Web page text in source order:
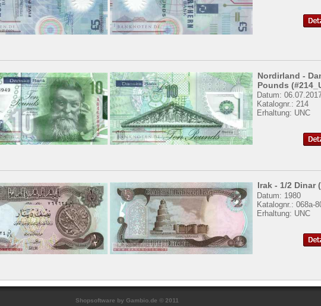
Nordirland -
Pounds
Datum:
Katalognr.: 214
Erhaltung: UNC
Irak - 1/2 Dinar
Datum: 1980
Katalognr.: 068a-
Erhaltung: UNC
Shopsoftware by Gambio.de © 2011